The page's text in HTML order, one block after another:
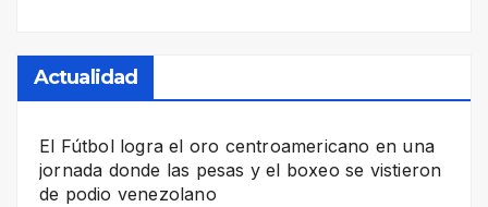
Actualidad
El Fútbol logra el oro centroamericano en una
jornada donde las pesas y el boxeo se vistieron
de podio venezolano